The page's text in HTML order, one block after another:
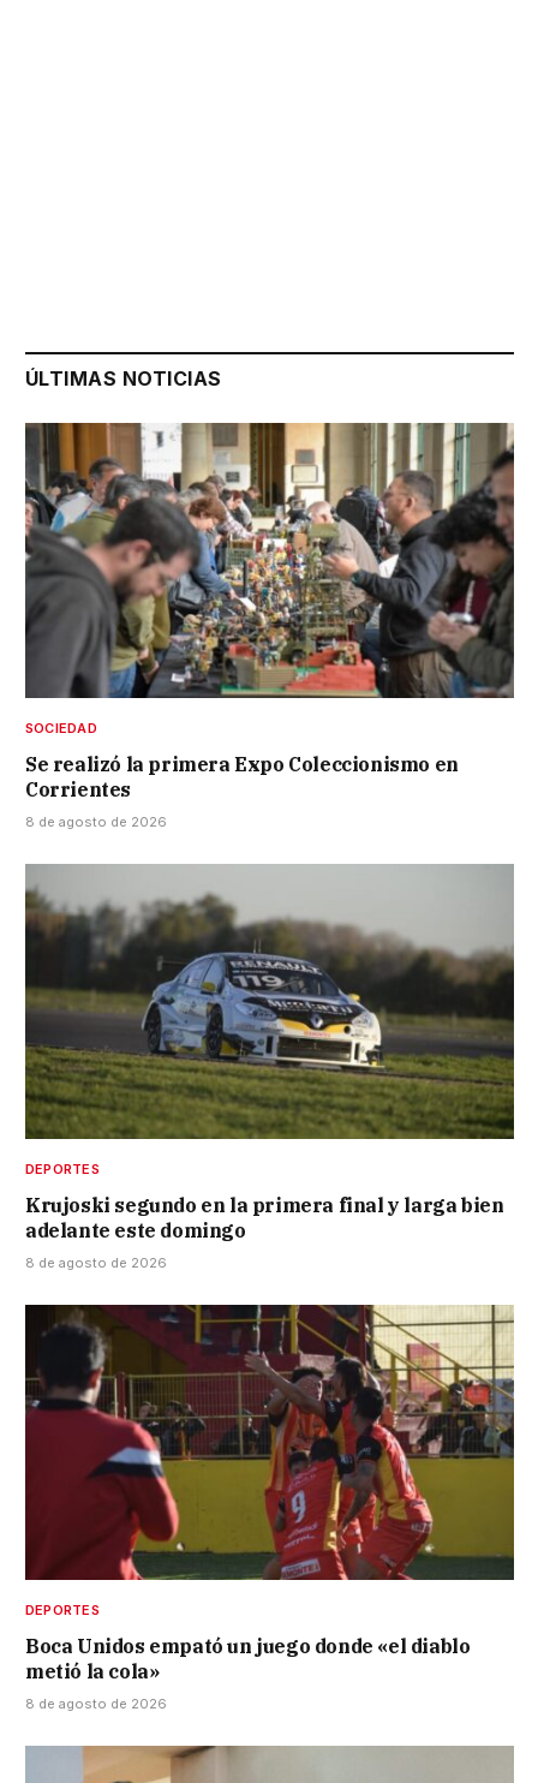
ÚLTIMAS NOTICIAS
SOCIEDAD
Se realizó la primera Expo Coleccionismo en
Corrientes
8 de agosto de 2026
DEPORTES
Krujoski segundo en la primera final y larga bien
adelante este domingo
8 de agosto de 2026
DEPORTES
Boca Unidos empató un juego donde «el diablo
metió la cola»
8 de agosto de 2026